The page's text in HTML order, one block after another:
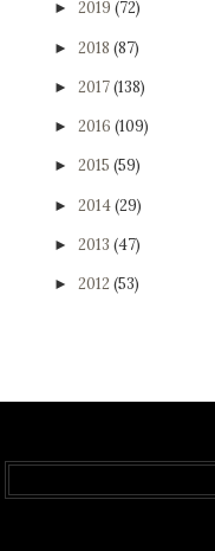
► 2019 (72)
► 2018 (87)
► 2017(138)
► 2016 (109)
► 2015 (59)
► 2014(29)
► 2013 (47)
► 2012 (53)